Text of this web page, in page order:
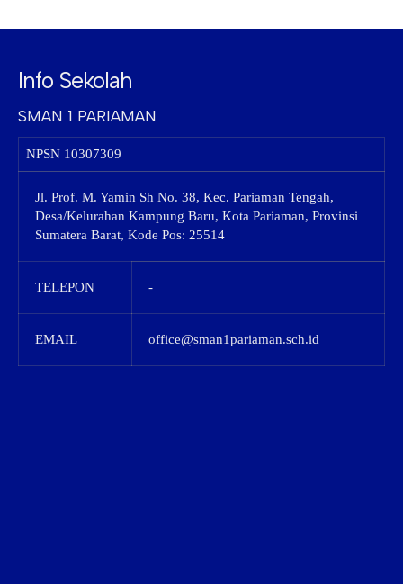
Info Sekolah
SMAN 1 PARIAMAN
NPSN 10307309
Jl. Prof. M. Yamin Sh No. 38, Kec. Pariaman Tengah,
Desa/Kelurahan Kampung Baru, Kota Pariaman, Provinsi
Sumatera Barat, Kode Pos: 25514
TELEPON -
EMAIL office@sman1pariaman.sch.id